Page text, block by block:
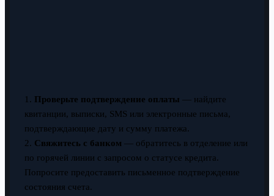
1. Проверьте подтверждение оплаты — найдите
квитанции, выписки, SMS или электронные письма,
подтверждающие дату и сумму платежа.
2. Свяжитесь с банком — обратитесь в отделение или
по горячей линии с запросом о статусе кредита.
Попросите предоставить письменное подтверждение
состояния счета.